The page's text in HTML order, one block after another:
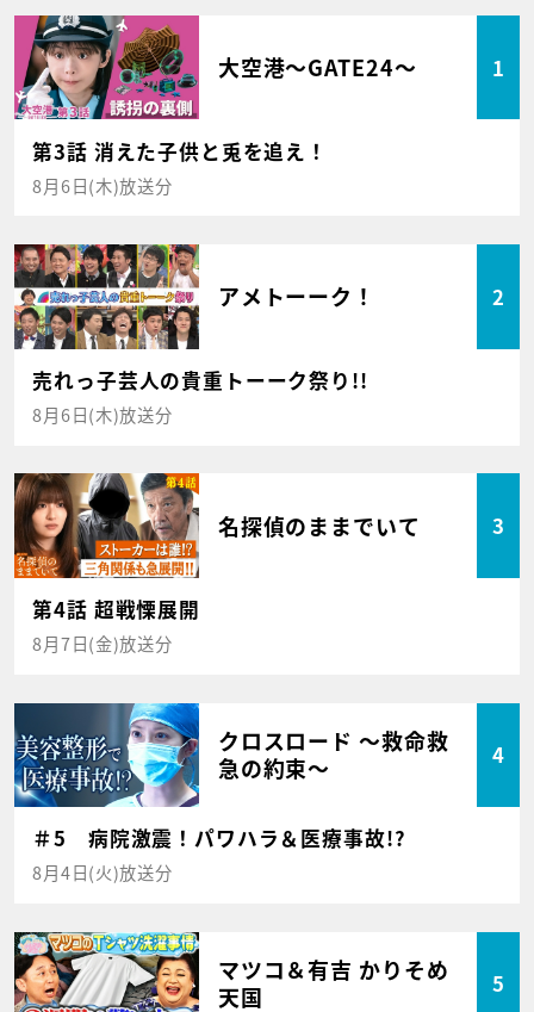
大空港～GATE24～ 1
第3話 消えた子供と兎を追え！
8月6日(木)放送分
アメトーーク！ 2
売れっ子芸人の貴重トーーク祭り!!
8月6日(木)放送分
名探偵のままでいて 3
第4話 超戦慄展開
8月7日(金)放送分
クロスロード ～救命救
急の約束～
4
＃5 病院激震！パワハラ＆医療事故!?
8月4日(火)放送分
マツコ＆有吉 かりそめ
天国
5